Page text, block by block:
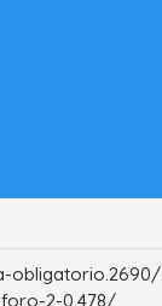
obligatorio.2690/
2-0.478/